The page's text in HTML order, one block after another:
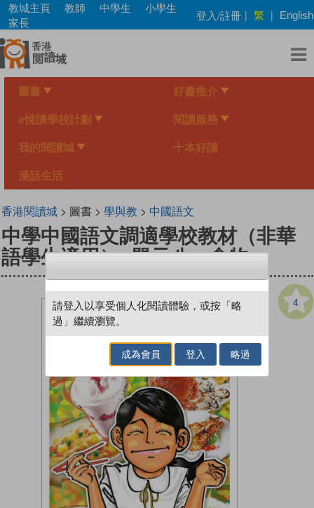
Skip
main
content
教城主頁 教師 中學生
小學生
家長
登入/註冊 | 繁 | English
圖書 好書推介
e悅讀學校計劃 閱讀服務
我的閱讀城 十本好讀
漫話生活
香港閱讀城> 圖書 > 學與教 > 中國語文
中學中國語文調適學校教材（非華
語學生適用）- 單元八：食物
4
請登入以享受個人化閱讀體驗，或按「略
過」繼續瀏覽。
成為會員 登入 略過